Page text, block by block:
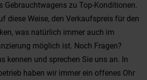
Gebrauchtwagens zu Top-Konditionen.
diese Weise, den Verkaufspreis für den
was natürlich immer auch im
möglich ist. Noch Fragen?
kennen und sprechen Sie uns an. In
haben wir immer ein offenes Ohr